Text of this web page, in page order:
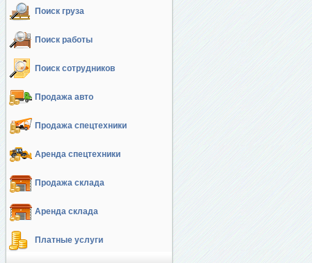
Поиск груза
Поиск работы
Поиск сотрудников
Продажа авто
Продажа спецтехники
Аренда спецтехники
Продажа склада
Аренда склада
Платные услуги